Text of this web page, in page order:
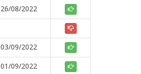
26/08/2022
03/09/2022
01/09/2022